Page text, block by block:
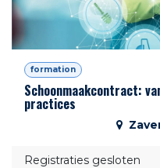
formation
Schoonmaakcontract:
practices
Registraties gesloten